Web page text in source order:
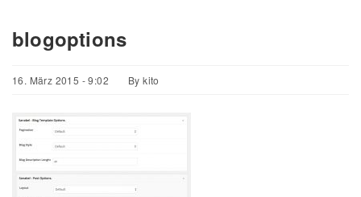
blogoptions
16. März 2015 - 9:02 Bykito